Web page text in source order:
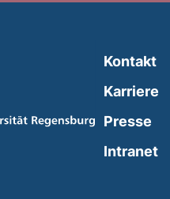
Kontakt
Karriere
Presse
Intranet